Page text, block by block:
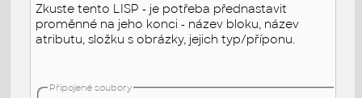
Zkuste tento LISP - je potřeba přednastavit
proměnné na jeho konci - název bloku, název
atributu, složku s obrázky, jejich typ/příponu.
Připojené soubory